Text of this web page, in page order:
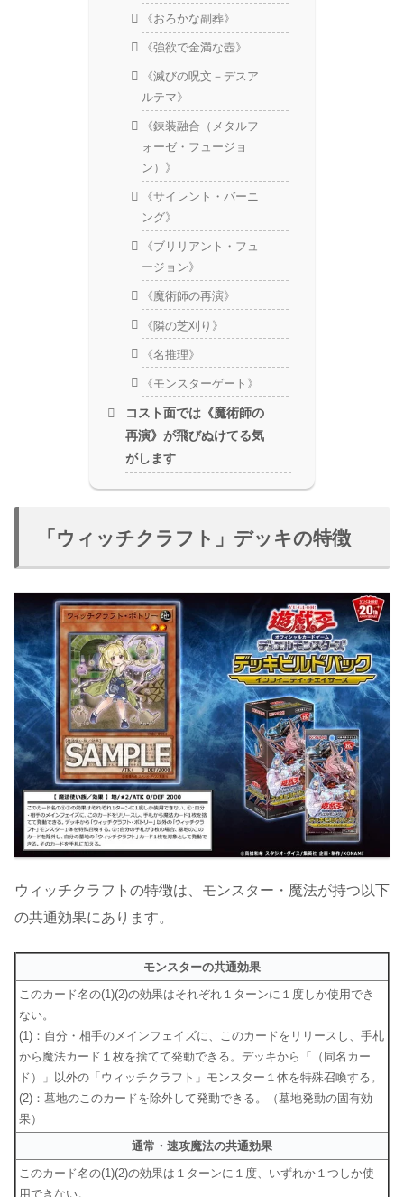
《おろかな副葬》
《強欲で金満な壺》
《滅びの呪文－デスア
ルテマ》
《錬装融合（メタルフ
ォーゼ・フュージョ
ン）》
《サイレント・バーニ
ング》
《ブリリアント・フュ
ージョン》
《魔術師の再演》
《隣の芝刈り》
《名推理》
《モンスターゲート》
コスト面では《魔術師の
再演》が飛びぬけてる気
がします
「ウィッチクラフト」デッキの特徴
ウィッチクラフトの特徴は、モンスター・魔法が持つ以下
の共通効果にあります。
モンスターの共通効果
このカード名の(1)(2)の効果はそれぞれ１ターンに１度しか使用でき
ない。
(1)：自分・相手のメインフェイズに、このカードをリリースし、手札
から魔法カード１枚を捨てて発動できる。デッキから「（同名カー
ド）」以外の「ウィッチクラフト」モンスター１体を特殊召喚する。
(2)：墓地のこのカードを除外して発動できる。（墓地発動の固有効
果）
通常・速攻魔法の共通効果
このカード名の(1)(2)の効果は１ターンに１度、いずれか１つしか使
用できない。